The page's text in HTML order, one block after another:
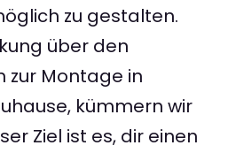
zu gestalten.
über den
zur Montage in
kümmern wir
Ziel ist es, dir einen